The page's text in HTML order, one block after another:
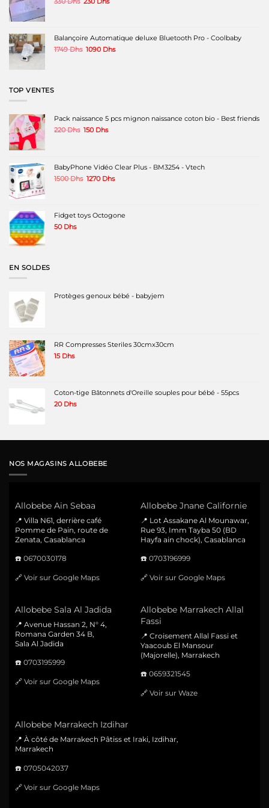
330 Dhs.
230 Dhs.
Balançoire Automatique deluxe Bluetooth Pro - Coolbaby
1749Dhs Le
1090 DhsLe
TOP VENTES
Pack naissance 5 pcs mignon naissance coton bio - Best friends
220Dhs Le
220 Dhs.
150 DhsLe
150 Dhs.
BabyPhone Vidéo Clear Plus - BM3254 - Vtech
1500Dhs Le
1500 Dhs.
1270 DhsLe
Fidget toys Octogone
50 Dhs
EN SOLDES
Protèges genoux bébé - babyjem
RR Compresses Steriles 30cmx30cm
15 Dhs
Coton-tige Bâtonnets d'Oreille souples pour bébé - 55pcs
20 Dhs
NOS MAGASINS ALLOBEBE
Allobebe Ain Sebaa
📍 Villa N61, derrière café
Pomme de Pain, route de
Zenata, Casablanca
☎️ 0670030178
🔗 Voir sur Google Maps
Allobebe Jnane Californie
📍 Lot Assakane Al Mounawar,
Rue 93, Imm Tayba 50 (BD
Hayfa ain chock), Casablanca
☎️ 0703196999
🔗 Voir sur Google Maps
Allobebe Sala Al Jadida
📍 Avenue Hassan 2, N° 4,
Romana Garden 34 B,
Sala Al Jadida
☎️ 0703195999
🔗 Voir sur Google Maps
Allobebe Marrakech Allal
Fassi
📍 Croisement Allal Fassi et
Yaacoub El Mansour
(Majorelle), Marrakech
☎️ 0659321545
🔗 Voir sur Waze
Allobebe Marrakech Izdihar
📍 À côté de Marrakech Pâtiss et Iraki, Izdihar,
Marrakech
☎️ 0705042037
🔗 Voir sur Google Maps